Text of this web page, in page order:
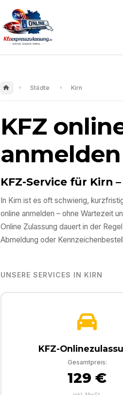
Städte Kirn
KFZ
KFZ-Service für Kirn
In Kirn ist es oft schwierig,
online anmelden – ohne Wartezeit
Online Zulassung dauert in der
Abmeldung oder
UNSERE SERVICES IN KIRN
KFZ-
Gesamtpreis:
129 €